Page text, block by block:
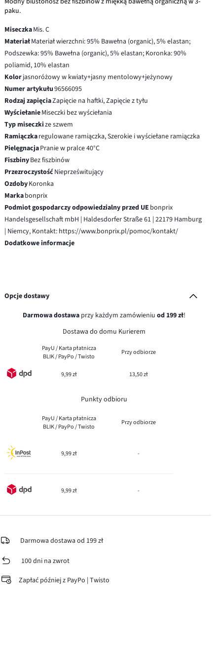
paku.
MiseczkaMis. C
MateriałMateriał wierzchni: 95% Bawełna (organic), 5% elastan;
Podszewka: 95% Bawełna (organic), 5% elastan; Koronka: 90%
poliamid, 10% elastan
Kolorjasnoróżowy w kwiaty+jasny mentolowy+jeżynowy
Numer artykułu96566095
Rodzaj zapięciaZapięcie na haftki, Zapięcie z tyłu
WyściełanieMiseczki bez wyściełania
Typ miseczkize szwem
Ramiączkaregulowane ramiączka, Szerokie i wyściełane ramiączka
PielęgnacjaPranie w pralce 40°C
FiszbinyBez fiszbinów
PrzezroczystośćNieprześwitujący
OzdobyKoronka
Markabonprix
Podmiot gospodarczy odpowiedzialny przed UE bonprix
Handelsgesellschaft mbH | Haldesdorfer Straße 61 | 22179 Hamburg
| Niemcy, Kontakt: https://www.bonprix.pl/pomoc/kontakt/
Dodatkowe informacje
Opcje dostawy
Darmowa dostawaprzy każdym zamówieniu od 199 zł!
Dostawa do domu Kurierem
PayU / Karta płatnicza
BLIK / PayPo / Twisto
Przy odbiorze
9,99 zł 13,50 zł
Punkty odbioru
PayU / Karta płatnicza
BLIK / PayPo / Twisto
Przy odbiorze
9,99 zł -
9,99 zł -
Darmowa dostawa od 199 zł
100 dni na zwrot
Zapłać później z PayPo | Twisto